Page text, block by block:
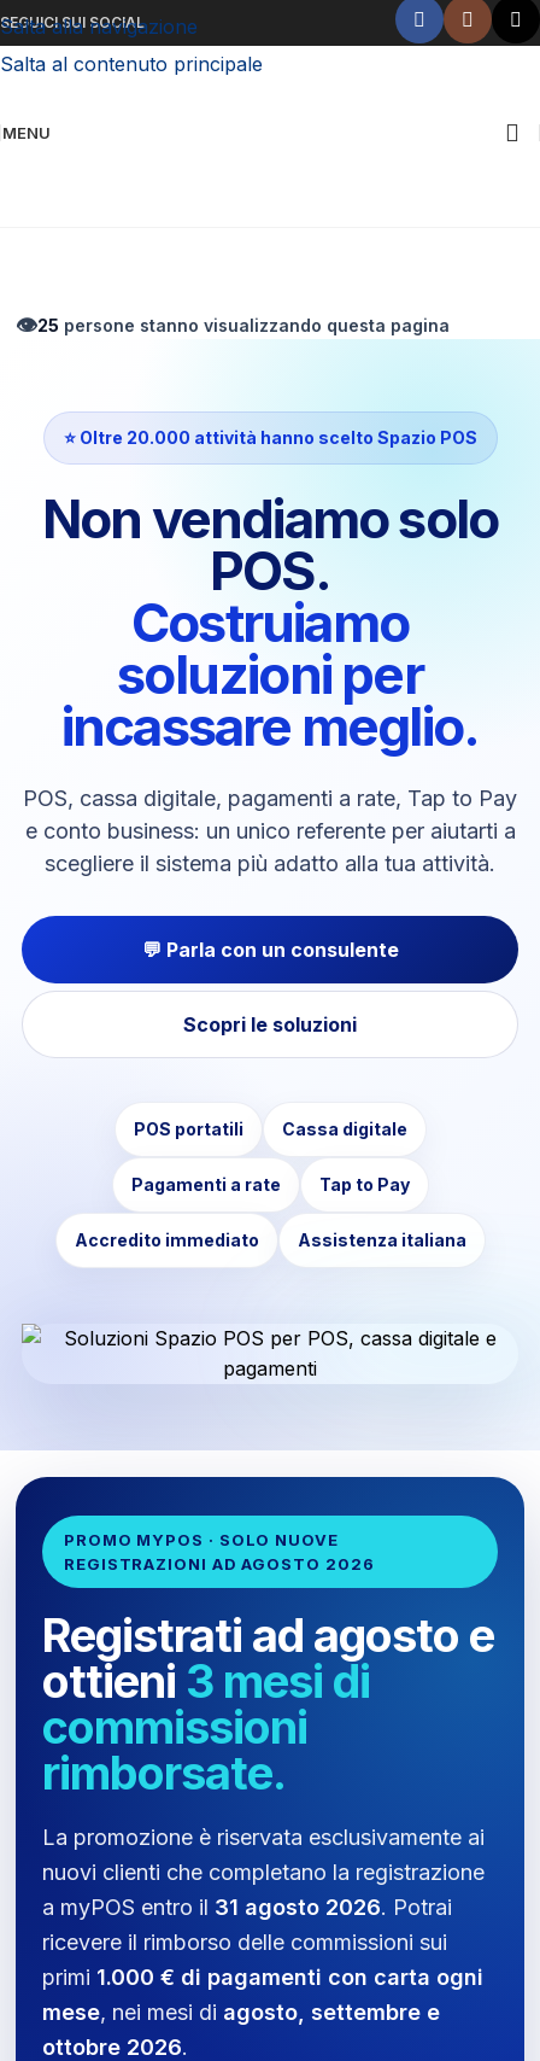
Salta alla navigazione
Salta al contenuto principale
SEGUICI SUI SOCIAL
MENU
👁️13persone stanno visualizzando questa pagina
⭐ Oltre 20.000 attività hanno scelto Spazio POS
Non vendiamo solo
POS.
Costruiamo
soluzioni per
incassare meglio.
POS, cassa digitale, pagamenti a rate, Tap to Pay
e conto business: un unico referente per aiutarti a
scegliere il sistema più adatto alla tua attività.
💬 Parla con un consulente
Scopri le soluzioni
POS portatili Cassa digitale
Pagamenti a rate Tap to Pay
Accredito immediato Assistenza italiana
PROMO MYPOS · SOLO NUOVE
REGISTRAZIONI AD AGOSTO 2026
Registrati ad agosto e
ottieni 3 mesi di
commissioni
rimborsate.
La promozione è riservata esclusivamente ai
nuovi clienti che completano la registrazione
a myPOS entro il 31 agosto 2026. Potrai
ricevere il rimborso delle commissioni sui
primi 1.000 € di pagamenti con carta ogni
mese, nei mesi di agosto, settembre e
ottobre 2026.